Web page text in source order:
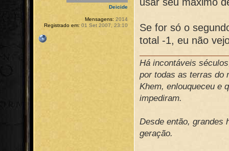
Se for só o
total -1, eu não
Há incontáveis
por todas as terras do
Khem, enlouqueceu e
impediram.
Desde então, grandes
geração.
Deicide
Mensagens: 2014
Registrado em: 01 Set 2007, 23:10